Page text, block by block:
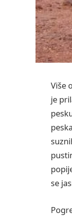
Više
je
se